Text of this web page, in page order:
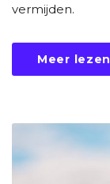
vermijden.
Meer lezen